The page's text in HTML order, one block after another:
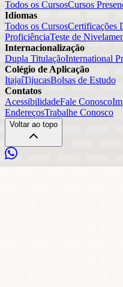
Todos os CursosCursos
Idiomas
Todos os CursosCertificações
ProficiênciaTeste de
Internacionalização
Dupla TitulaçãoInternational
Colégio de Aplicação
ItajaíTijucasBolsas de Estudo
Contatos
AcessibilidadeFale Conosco
EndereçosTrabalhe Conosco
Voltar ao topo